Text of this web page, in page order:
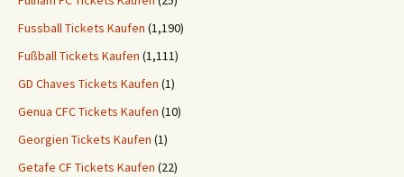
Fussball Tickets Kaufen (1,190)
Fußball Tickets Kaufen (1,111)
GD Chaves Tickets Kaufen (1)
Genua CFC Tickets Kaufen (10)
Georgien Tickets Kaufen (1)
Getafe CF Tickets Kaufen (22)